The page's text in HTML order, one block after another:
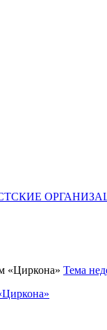
Тема